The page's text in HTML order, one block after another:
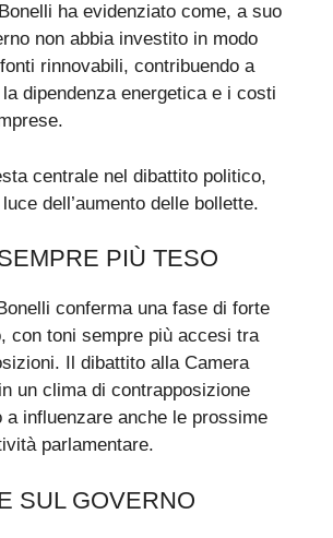
ha evidenziato come, a suo
non abbia investito in modo
rinnovabili, contribuendo a
dipendenza energetica e i costi
centrale nel dibattito politico,
dell’aumento delle bollette.
PIÙ TESO
conferma una fase di forte
con toni sempre più accesi tra
Il dibattito alla Camera
un clima di contrapposizione
a influenzare anche le prossime
parlamentare.
SUL GOVERNO